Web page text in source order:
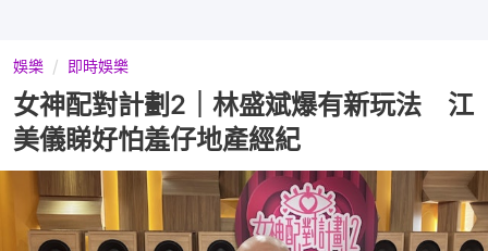
娛樂 即時娛樂
女神配對計劃2｜林盛斌爆有新玩法 江
美儀睇好怕羞仔地產經紀